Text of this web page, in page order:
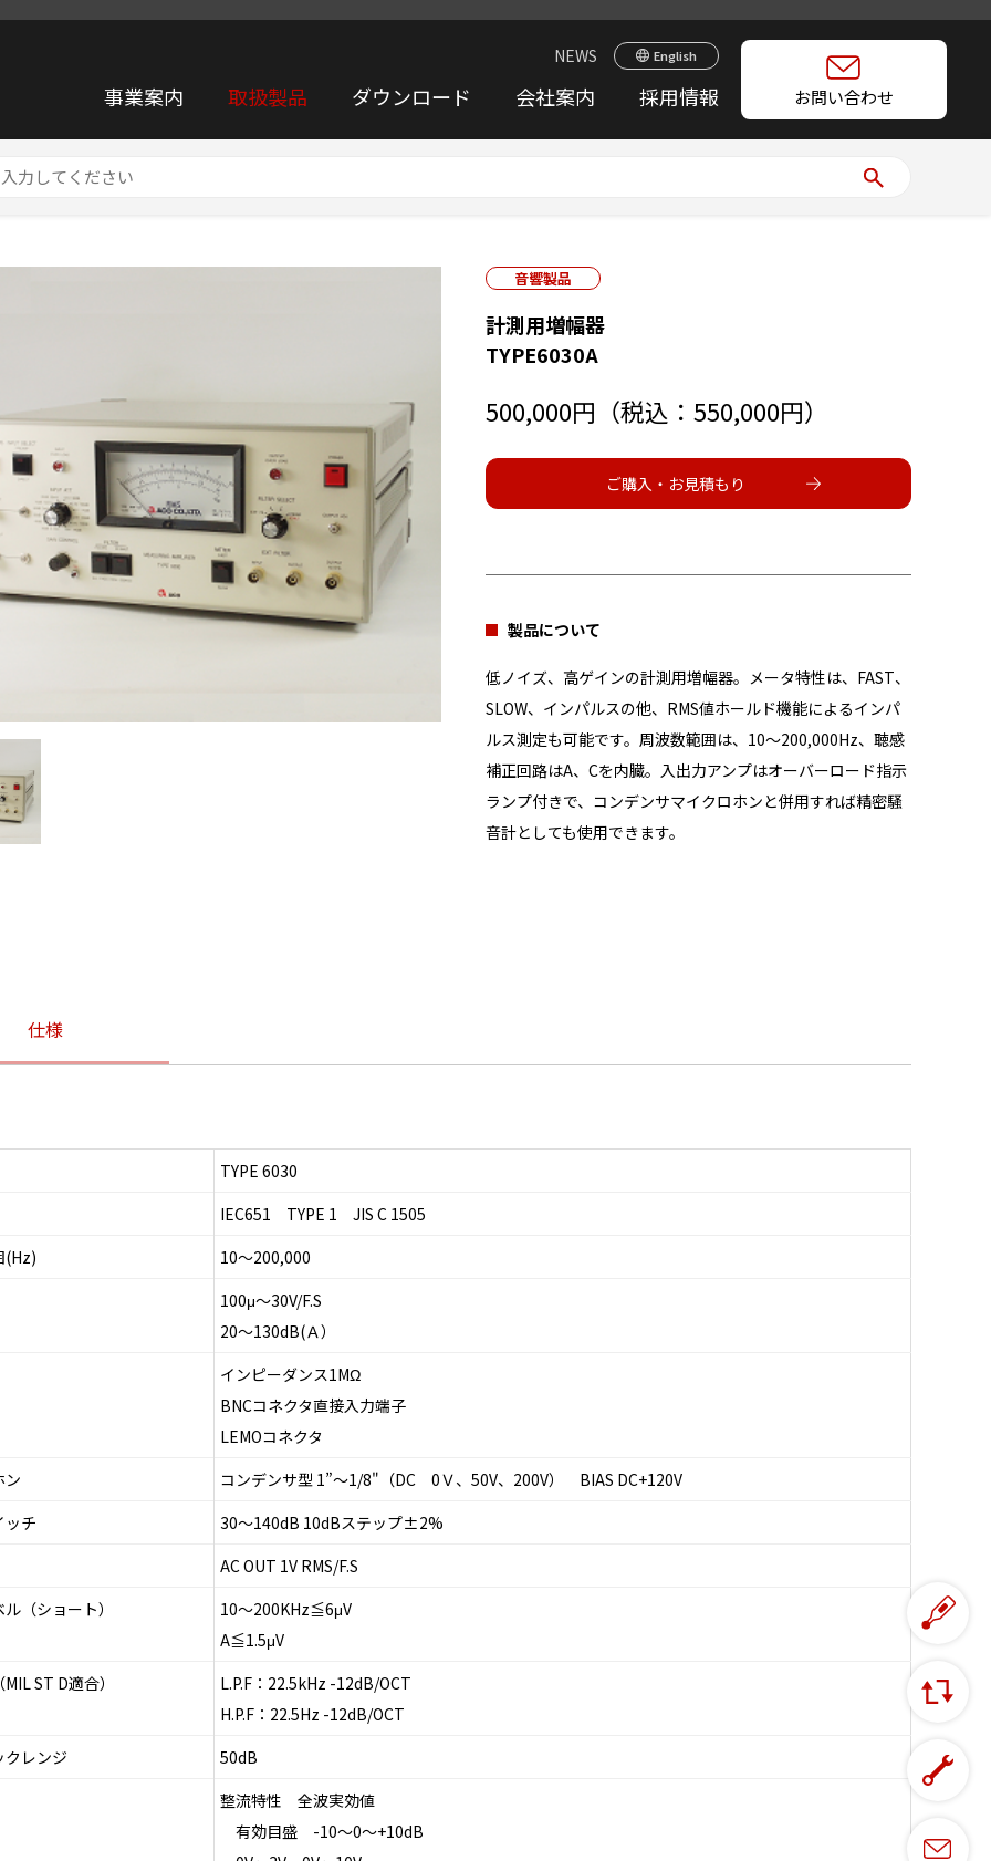
NEWS English
事業案内 取扱製品 ダウンロード 会社案内 採用情報 お問い合わせ
音響製品
計測用増幅器
TYPE6030A
500,000円（税込：550,000円）
ご購入・お見積もり
製品について
低ノイズ、高ゲインの計測用増幅器。メータ特性は、FAST、
SLOW、インパルスの他、RMS値ホールド機能によるインパ
ルス測定も可能です。周波数範囲は、10～200,000Hz、聴感
補正回路はA、Cを内臓。入出力アンプはオーバーロード指示
ランプ付きで、コンデンサマイクロホンと併用すれば精密騒
音計としても使用できます。
仕様
TYPE 6030
IEC651 TYPE 1 JIS C 1505
(Hz)
10～200,000
100μ～30V/F.S
20～130dB(Ａ）
インピーダンス1MΩ
BNCコネクタ直接入力端子
LEMOコネクタ
ン
コンデンサ型 1”～1/8"（DC 0Ｖ、50V、200V） BIAS DC+120V
ッチ
30～140dB 10dBステップ±2%
AC OUT 1V RMS/F.S
（ショート）
10～200KHz≦6μV
A≦1.5μV
ST D適合）
L.P.F：22.5kHz -12dB/OCT
H.P.F：22.5Hz -12dB/OCT
クレンジ
50dB
整流特性 全波実効値
有効目盛 -10～0～+10dB